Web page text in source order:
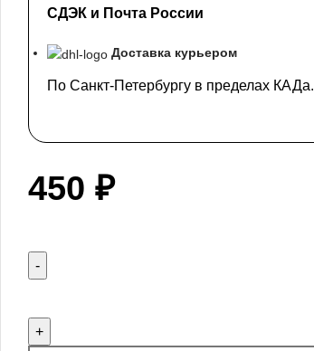
СДЭК и Почта России
Доставка курьером
По Санкт-Петербургу в пределах КАДа.
450 ₽